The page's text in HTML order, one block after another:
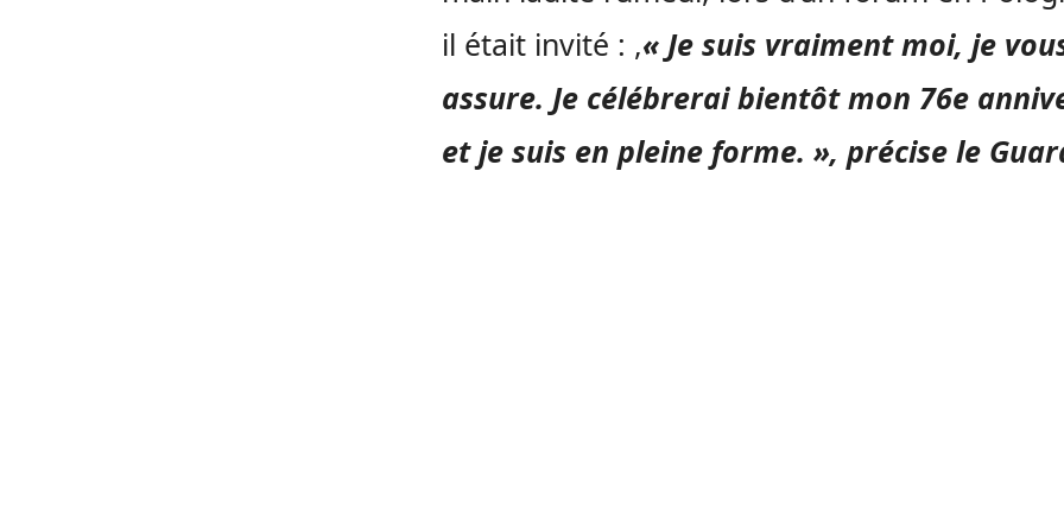
il était invité : ,« Je suis vraiment moi, je
assure. Je célébrerai bientôt mon 76e
et je suis en pleine forme. », précise le